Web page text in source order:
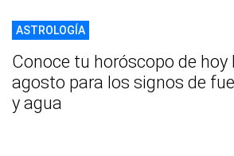
ASTROLOGÍA
Conoce tu horóscopo de hoy
agosto para los signos de
y agua